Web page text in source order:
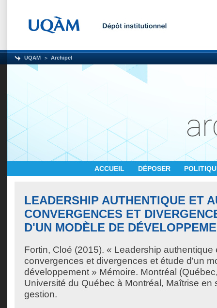
UQAM Archipel
ACCUEIL DÉPOSER
LEADERSHIP AUTHENTIQUE ET
CONVERGENCES ET
D'UN MODÈLE DE
Fortin, Cloé (2015). « Leadership authentique
convergences et divergences et étude d'un
développement » Mémoire. Montréal
Université du Québec à Montréal, Maîtrise en
gestion.